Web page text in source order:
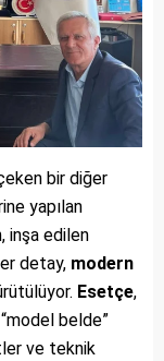
bir diğer
yapılan
inşa edilen
detay, modern
Esetçe,
“model belde”
ve teknik